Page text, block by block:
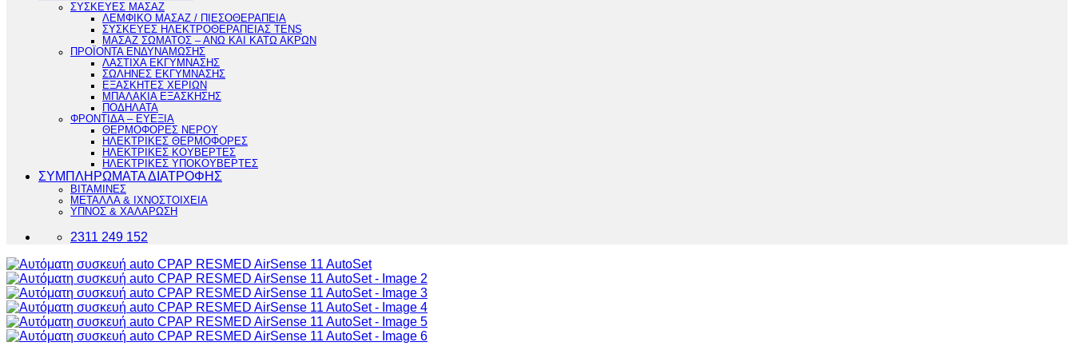
ΣΥΣΚΕΥΕΣ ΜΑΣΑΖ
ΛΕΜΦΙΚΟ ΜΑΣΑΖ / ΠΙΕΣΟΘΕΡΑΠΕΙΑ
ΣΥΣΚΕΥΕΣ ΗΛΕΚΤΡΟΘΕΡΑΠΕΙΑΣ TENS
ΜΑΣΑΖ ΣΩΜΑΤΟΣ – ΑΝΩ ΚΑΙ ΚΑΤΩ ΑΚΡΩΝ
ΠΡΟΪΟΝΤΑ ΕΝΔΥΝΑΜΩΣΗΣ
ΛΑΣΤΙΧΑ ΕΚΓΥΜΝΑΣΗΣ
ΣΩΛΗΝΕΣ ΕΚΓΥΜΝΑΣΗΣ
ΕΞΑΣΚΗΤΕΣ ΧΕΡΙΩΝ
ΜΠΑΛΑΚΙΑ ΕΞΑΣΚΗΣΗΣ
ΠΟΔΗΛΑΤΑ
ΦΡΟΝΤΙΔΑ – ΕΥΕΞΙΑ
ΘΕΡΜΟΦΟΡΕΣ ΝΕΡΟΥ
ΗΛΕΚΤΡΙΚΕΣ ΘΕΡΜΟΦΟΡΕΣ
ΗΛΕΚΤΡΙΚΕΣ ΚΟΥΒΕΡΤΕΣ
ΗΛΕΚΤΡΙΚΕΣ ΥΠΟΚΟΥΒΕΡΤΕΣ
ΣΥΜΠΛΗΡΩΜΑΤΑ ΔΙΑΤΡΟΦΗΣ
ΒΙΤΑΜΙΝΕΣ
ΜΕΤΑΛΛΑ & ΙΧΝΟΣΤΟΙΧΕΙΑ
ΥΠΝΟΣ & ΧΑΛΑΡΩΣΗ
2311 249 152